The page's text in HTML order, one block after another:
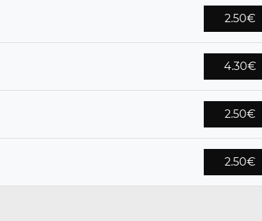
2.50€
4.30€
2.50€
2.50€